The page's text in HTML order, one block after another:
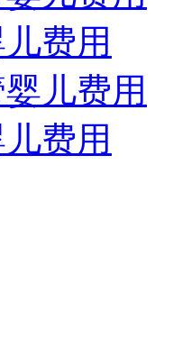
费用
儿费用
费用